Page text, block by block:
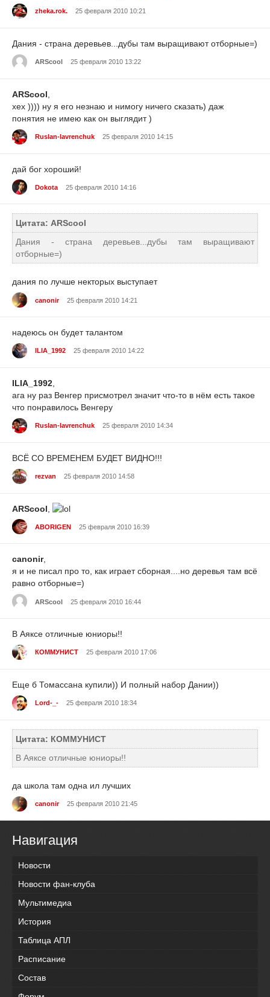
zheka.rok. 25 февраля 2010 10:21
Дания - страна деревьев...дубы там выращивают отборные=)
ARScool 25 февраля 2010 13:22
ARScool
хех )))) ну я его незнаю и нимогу ничего сказать) даж
понятия не имею как он выглядит )
Ruslan-lavrenchuk 25 февраля 2010 14:15
дай бог хороший!
Dokota 25 февраля 2010 14:16
Цитата: ARScool
Дания - страна деревьев...дубы там выращивают
отборные=)
дания по лучше некторых выступает
canonir 25 февраля 2010 14:21
надеюсь он будет талантом
ILIA_1992 25 февраля 2010 14:22
ILIA_1992
ага ну раз Венгер присмотрел значит что-то в нём есть такое
что понравилось Венгеру
Ruslan-lavrenchuk 25 февраля 2010 14:34
ВСЁ СО ВРЕМЕНЕМ БУДЕТ ВИДНО!!!
rezvan 25 февраля 2010 14:58
ARScool
ABORIGEN 25 февраля 2010 16:39
canonir,
я и не писал про то, как играет сборная....но деревья там всё
равно отборные=)
ARScool 25 февраля 2010 16:44
В Аяксе отличные юниоры!!
КОММУНИСТ 25 февраля 2010 17:06
Еще б Томассана купили)) И полный набор Дании))
Lord-_- 25 февраля 2010 18:34
Цитата: КОММУНИСТ
В Аяксе отличные юниоры!!
да школа там одна ил лучших
canonir 25 февраля 2010 21:45
Навигация
Новости
Новости фан-клуба
Мультимедиа
История
Таблица АПЛ
Расписание
Состав